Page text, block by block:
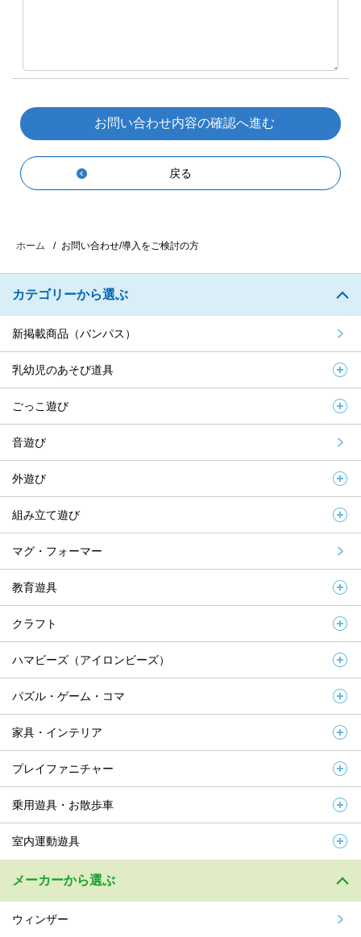
戻る
ホーム お問い合わせ/導入をご検討の方
カテゴリーから選ぶ
新掲載商品（バンパス）
乳幼児のあそび道具
ごっこ遊び
音遊び
外遊び
組み立て遊び
マグ・フォーマー
教育遊具
クラフト
ハマビーズ（アイロンビーズ）
パズル・ゲーム・コマ
家具・インテリア
プレイファニチャー
乗用遊具・お散歩車
室内運動遊具
メーカーから選ぶ
ウィンザー